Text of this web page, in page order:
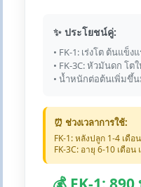
✨ ประโยชน์คู่:
• FK-1: เร่งโต ต้นแข็ง
• FK-3C: หัวมันดก โต
• น้ำหนักต่อต้นเพิ่มขึ้
⏰ ช่วงเวลาการใช้:
FK-1: หลังปลูก 1-4 เดือ
FK-3C: อายุ 6-10 เดือ